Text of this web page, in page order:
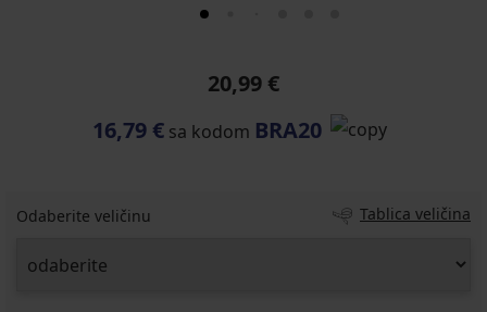
20,99 €
16,79 €sa kodom BRA20
Odaberite veličinu Tablica veličina